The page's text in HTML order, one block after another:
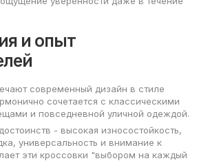
и опыт
современный дизайн в стиле
сочетается с классическими
и повседневной уличной одеждой.
- высокая износостойкость,
универсальность и внимание к
эти кроссовки "выбором на каждый